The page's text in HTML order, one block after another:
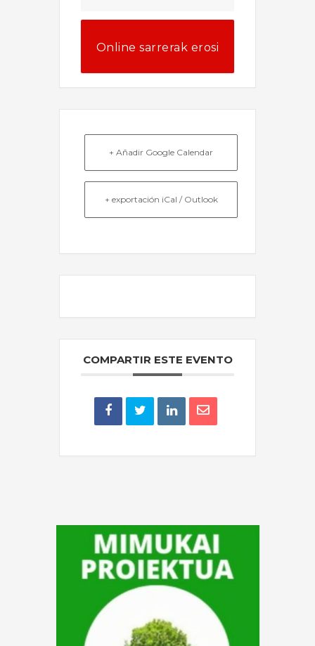
Online sarrerak erosi
+ Añadir Google Calendar
+ exportación iCal / Outlook
COMPARTIR ESTE EVENTO